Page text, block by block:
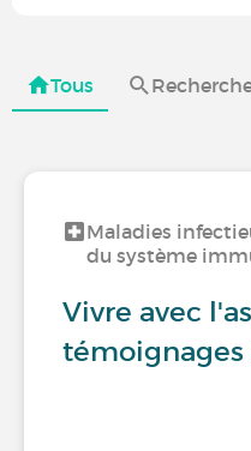
Tous
Maladies
du système
Vivre avec
témoignages